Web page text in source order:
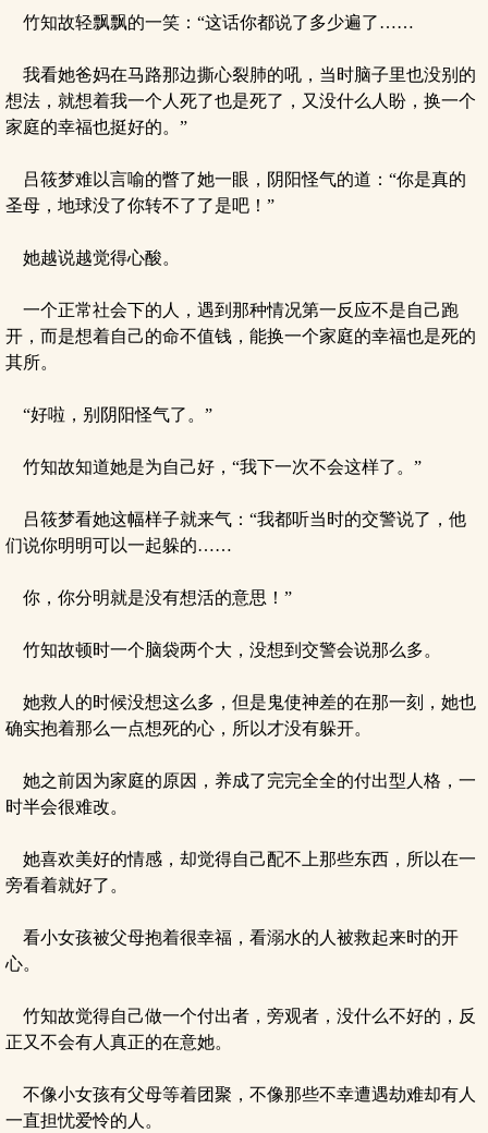
竹知故轻飘飘的一笑：“这话你都说了多少遍了……
我看她爸妈在马路那边撕心裂肺的吼，当时脑子里也没别的
想法，就想着我一个人死了也是死了，又没什么人盼，换一个
家庭的幸福也挺好的。”
吕筱梦难以言喻的瞥了她一眼，阴阳怪气的道：“你是真的
圣母，地球没了你转不了了是吧！”
她越说越觉得心酸。
一个正常社会下的人，遇到那种情况第一反应不是自己跑
开，而是想着自己的命不值钱，能换一个家庭的幸福也是死的
其所。
“好啦，别阴阳怪气了。”
竹知故知道她是为自己好，“我下一次不会这样了。”
吕筱梦看她这幅样子就来气：“我都听当时的交警说了，他
们说你明明可以一起躲的……
你，你分明就是没有想活的意思！”
竹知故顿时一个脑袋两个大，没想到交警会说那么多。
她救人的时候没想这么多，但是鬼使神差的在那一刻，她也
确实抱着那么一点想死的心，所以才没有躲开。
她之前因为家庭的原因，养成了完完全全的付出型人格，一
时半会很难改。
她喜欢美好的情感，却觉得自己配不上那些东西，所以在一
旁看着就好了。
看小女孩被父母抱着很幸福，看溺水的人被救起来时的开
心。
竹知故觉得自己做一个付出者，旁观者，没什么不好的，反
正又不会有人真正的在意她。
不像小女孩有父母等着团聚，不像那些不幸遭遇劫难却有人
一直担忧爱怜的人。